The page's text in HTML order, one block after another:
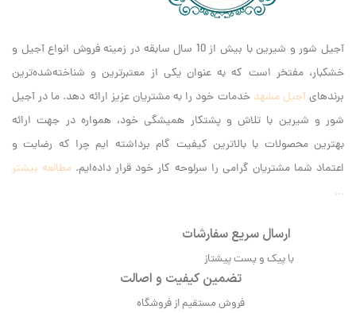
آجیل شور و شیرین با بیش از 10 سال سابقه در زمینه فروش انواع آجیل و
خشکبار، مفتخر است که به عنوان یکی از معتبرترین و شناخته‌شده‌ترین
برندهایآجیل مشهد خدمات خود را به مشتریان عزیز ارائه دهد. ما در آجیل
شور و شیرین با تلاش و پشتکار همیشگی خود، همواره در جهت ارائه
بهترین محصولات با بالاترین کیفیت گام برداشته ایم‌ چرا که رضایت و
اعتماد شما مشتریان گرامی را سرلوحه کار خود قرار داده‌ایم. مطالعه بیشتر
...
ارسال سریع سفارشات
با پیک و پست پیشتاز
تضمین کیفیت و اصالت
فروش مستقیم از فروشگاه